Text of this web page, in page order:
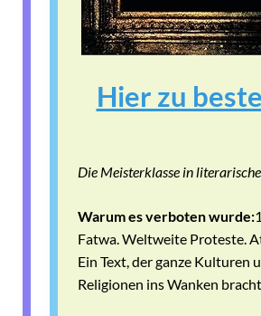
Hier zu
Die Meisterklasse in
Warum es verboten wurde:
Fatwa. Weltweite Proteste.
Ein Text, der ganze Kulturen
Religionen ins Wanken